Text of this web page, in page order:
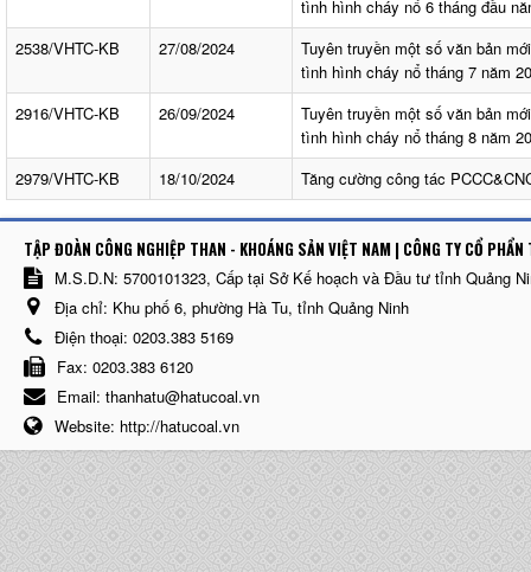
tình hình cháy nổ 6 tháng đầu
2538/VHTC-KB
27/08/2024
Tuyên truyền một số văn bản
tình hình cháy nổ tháng 7 năm
2916/VHTC-KB
26/09/2024
Tuyên truyền một số văn bản
tình hình cháy nổ tháng 8 năm
2979/VHTC-KB
18/10/2024 Tăng cường công tác
TẬP ĐOÀN CÔNG NGHIỆP THAN - KHOÁNG SẢN VIỆT NAM | CÔNG TY CỔ
M.S.D.N: 5700101323, Cấp tại Sở Kế hoạch và Đầu tư tỉnh Quảng
Địa chỉ: Khu phố 6, phường Hà Tu, tỉnh Quảng Ninh
Điện thoại: 0203.383 5169
Fax: 0203.383 6120
Email: thanhatu@hatucoal.vn
Website: http://hatucoal.vn